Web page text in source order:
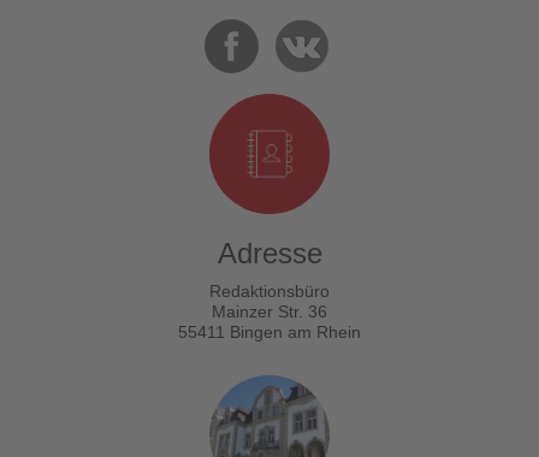
Adresse
Redaktionsbüro
Mainzer Str. 36
55411 Bingen am Rhein